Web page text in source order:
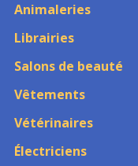
Animaleries
Librairies
Salons de beauté
Vêtements
Vétérinaires
Électriciens